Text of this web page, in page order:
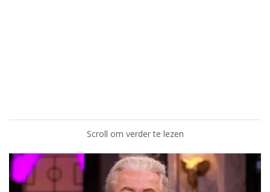
Scroll om verder te lezen